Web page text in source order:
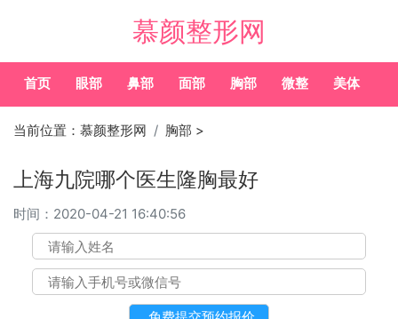
慕颜整形网
首页 眼部 鼻部 面部 胸部 微整 美体
当前位置： 慕颜整形网 胸部 >
上海九院哪个医生隆胸最好
时间： 2020-04-21 16:40:56